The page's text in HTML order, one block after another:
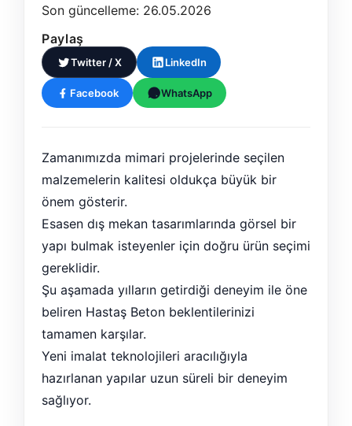
Son güncelleme: 26.05.2026
Paylaş
Twitter / X LinkedIn
Facebook WhatsApp
Zamanımızda mimari projelerinde seçilen
malzemelerin kalitesi oldukça büyük bir
önem gösterir.
Esasen dış mekan tasarımlarında görsel bir
yapı bulmak isteyenler için doğru ürün seçimi
gereklidir.
Şu aşamada yılların getirdiği deneyim ile öne
beliren Hastaş Beton beklentilerinizi
tamamen karşılar.
Yeni imalat teknolojileri aracılığıyla
hazırlanan yapılar uzun süreli bir deneyim
sağlıyor.